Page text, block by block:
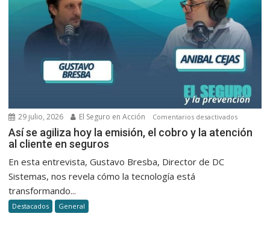
29 julio, 2026 El Seguro en Acción Comentarios desactivadosen
Así
Así se agiliza hoy la emisión, el cobro y la atención
al cliente en seguros
En esta entrevista, Gustavo Bresba, Director de DC
Sistemas, nos revela cómo la tecnología está
transformando...
Destacados General